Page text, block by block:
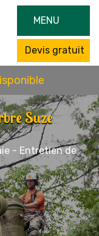
MENU
Devis gratuit
Suze
- Entretien de